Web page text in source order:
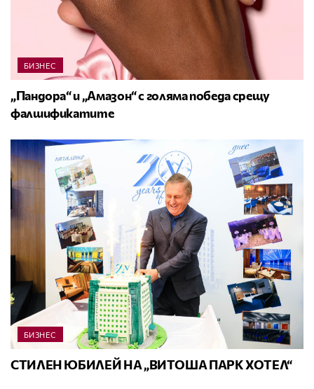
БИЗНЕС
„Пандора“ и „Амазон“ с голяма победа срещу
фалшификатите
БИЗНЕС
СТИЛЕН ЮБИЛЕЙ НА „ВИТОША ПАРК ХОТЕЛ“